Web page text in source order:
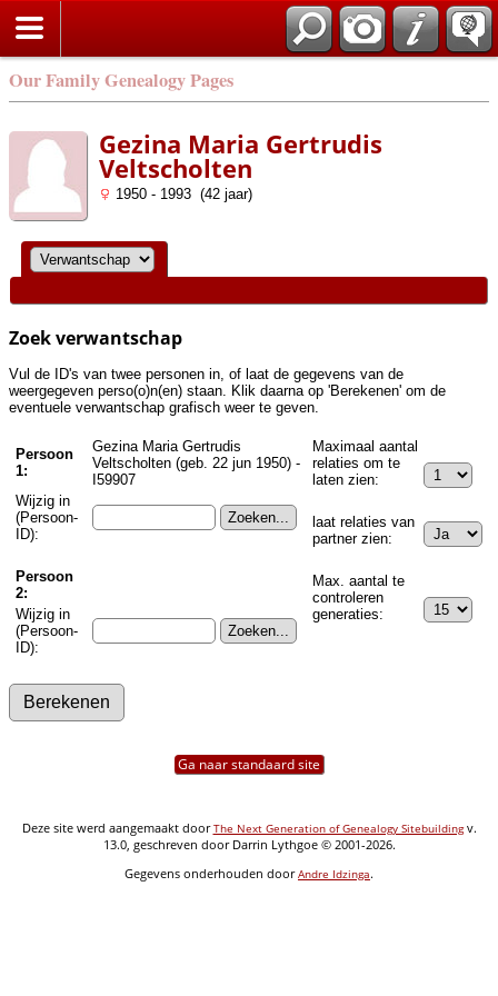
Our Family Genealogy Pages
Gezina Maria Gertrudis
Veltscholten
1950 - 1993 (42 jaar)
Zoek verwantschap
Vul de ID's van twee personen in, of laat de gegevens van de
weergegeven perso(o)n(en) staan. Klik daarna op 'Berekenen' om de
eventuele verwantschap grafisch weer te geven.
Persoon
1:
Gezina Maria Gertrudis
Veltscholten (geb. 22 jun 1950) -
I59907
Wijzig in
(Persoon-
ID):
Persoon
2:
Wijzig in
(Persoon-
ID):
Maximaal aantal
relaties om te
laten zien:
laat relaties van
partner zien:
Max. aantal te
controleren
generaties:
Ga naar standaard site
Deze site werd aangemaakt doorThe Next Generation of Genealogy Sitebuildingv.
13.0, geschreven door Darrin Lythgoe © 2001-2026.
Gegevens onderhouden doorAndre Idzinga.